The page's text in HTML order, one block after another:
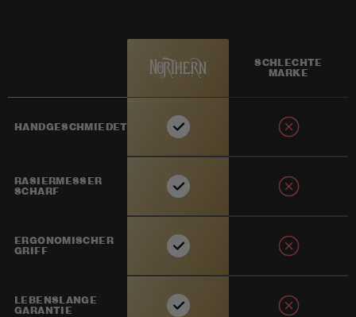
SCHLECHTE
MARKE
HANDGESCHMIEDET
RASIERMESSER
SCHARF
ERGONOMISCHER
GRIFF
LEBENSLANGE
GARANTIE